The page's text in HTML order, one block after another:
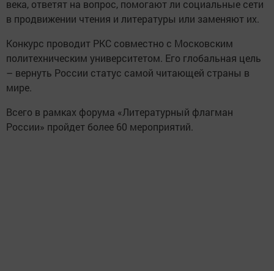
века, ответят на вопрос, помогают ли социальные сети
в продвижении чтения и литературы или заменяют их.
Конкурс проводит РКС совместно с Московским
политехническим университетом. Его глобальная цель
– вернуть России статус самой читающей страны в
мире.
Всего в рамках форума «Литературный флагман
России» пройдет более 60 мероприятий.